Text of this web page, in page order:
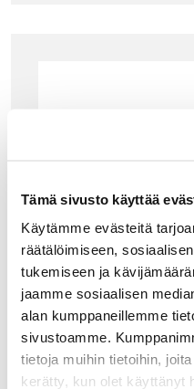
Tämä sivusto käyttää
Käytämme evästeitä
räätälöimiseen,
tukemiseen ja
jaamme sosiaalisen
alan kumppaneillemme
sivustoamme.
tietoja muihin tietoihin,
kerätty, kun olet käyttänyt